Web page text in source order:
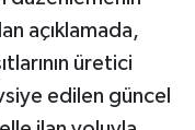
açıklamada,
üretici
edilen güncel